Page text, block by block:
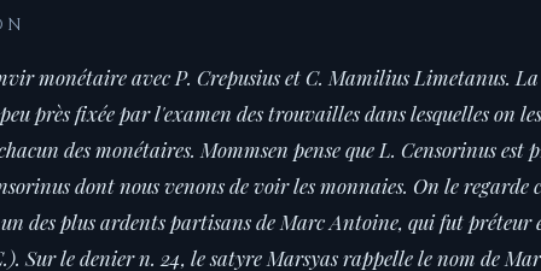
monétaire avec P. Crepusius et C. Mamilius Limetanus. La
près fixée par l'examen des trouvailles dans lesquelles on
des monétaires. Mommsen pense que L. Censorinus est
dont nous venons de voir les monnaies. On le regarde
des plus ardents partisans de Marc Antoine, qui fut préteur
Sur le denier n. 24, le satyre Marsyas rappelle le nom de